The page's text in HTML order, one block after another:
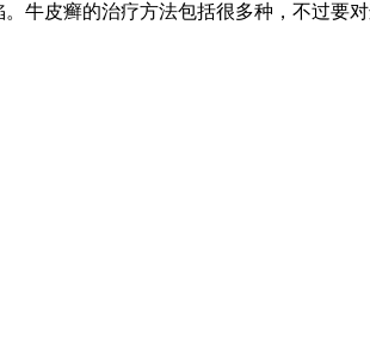
牛皮癣的治疗方法包括很多种，不过要